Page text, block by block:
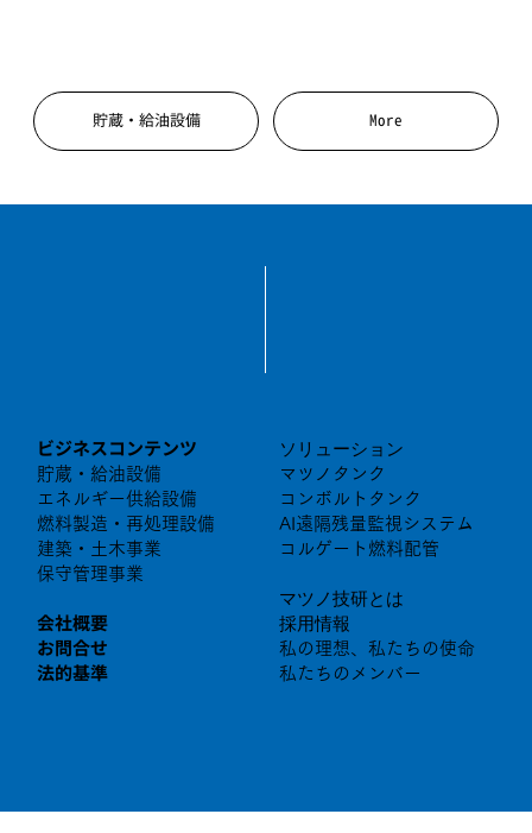
貯蔵・給油設備 More
ビジネスコンテンツ
貯蔵・給油設備
エネルギー供給設備
燃料製造・再処理設備
建築・土木事業
保守管理事業
会社概要
お問合せ
法的基準
ソリューション
マツノタンク
コンボルトタンク
AI遠隔残量監視システム
コルゲート燃料配管
マツノ技研とは
採用情報
私の理想、私たちの使命
私たちのメンバー